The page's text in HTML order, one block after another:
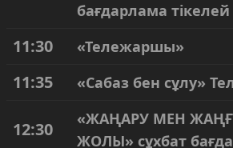
бағдарлама
11:30 «Тележаршы»
11:35 «Сабаз бен сұлу»
12:30
«ЖАҢАРУ МЕН
ЖОЛЫ» сұхбат